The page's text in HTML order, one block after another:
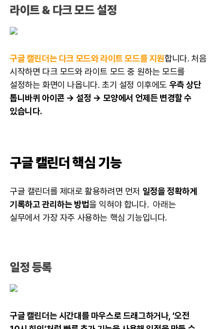
라이트 & 다크 모드 설정
구글 캘린더는 다크 모드와 라이트 모드를 지원합니다. 처음
시작하면 다크 모드와 라이트 모드 중 원하는 모드를
설정하는 화면이 나옵니다. 초기 설정 이후에도 우측 상단
톱니바퀴 아이콘 → 설정 → 모양에서 언제든 변경할 수
있습니다.
구글 캘린더 핵심 기능
구글 캘린더를 제대로 활용하려면 먼저 일정을 정확하게
기록하고 관리하는 방법을 익혀야 합니다. 아래는
실무에서 가장 자주 사용하는 핵심 기능입니다.
일정 등록
구글 캘린더는 시간대를 마우스로 드래그하거나, ‘오전